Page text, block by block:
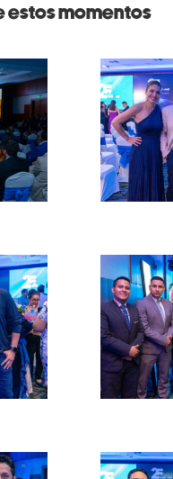
estos momentos